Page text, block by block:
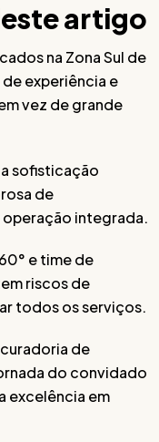
artigo
na Zona Sul de
experiência e
vez de grande
sofisticação
de
integrada.
e time de
riscos de
todos os serviços.
de
do convidado
excelência em